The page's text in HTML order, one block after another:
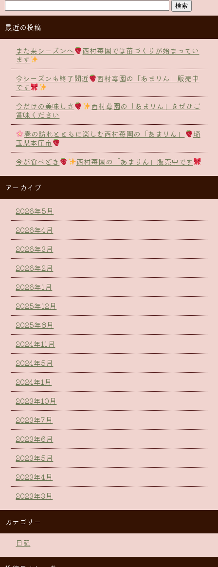
最近の投稿
また来シーズンへ
西村苺園では苗づくりが始まってい
ます
今シーズンも終了間近
西村苺園の「あまりん」販売中
です
今だけの美味しさ
西村苺園の「あまりん」をぜひご
賞味ください
春の訪れとともに楽しむ西村苺園の「あまりん」
埼
玉県本庄市
今が食べどき
西村苺園の「あまりん」販売中です
アーカイブ
2026年5月
2026年4月
2026年3月
2026年2月
2026年1月
2025年12月
2025年8月
2024年11月
2024年5月
2024年1月
2023年10月
2023年7月
2023年6月
2023年5月
2023年4月
2023年3月
カテゴリー
日記